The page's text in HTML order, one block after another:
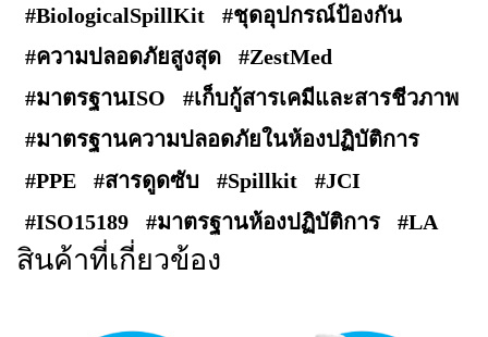
#BiologicalSpillKit
#ชุดอุปกรณ์ป้องกัน
#ความปลอดภัยสูงสุด
#ZestMed
#มาตรฐานISO
#เก็บกู้สารเคมีและสารชีวภาพ
#มาตรฐานความปลอดภัยในห้องปฏิบัติการ
#PPE
#สารดูดซับ #Spillkit
#JCI
#ISO15189
#มาตรฐานห้องปฏิบัติการ #LA
สินค้าที่เกี่ยวข้อง